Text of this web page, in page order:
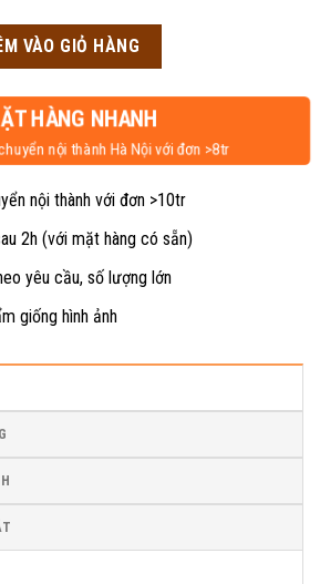
tại
là:
1,650,000₫.
số lượng
VÀO GIỎ HÀNG
HÀNG NHANH
nội thành Hà Nội với đơn >8tr
nội thành với đơn >10tr
2h (với mặt hàng có sẵn)
yêu cầu, số lượng lớn
giống hình ảnh